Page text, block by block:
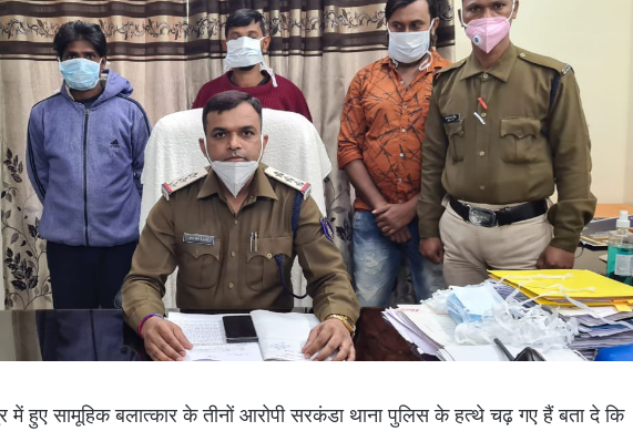
में हुए सामूहिक बलात्कार के तीनों आरोपी सरकंडा थाना पुलिस के हत्थे चढ़ गए हैं बता दे कि